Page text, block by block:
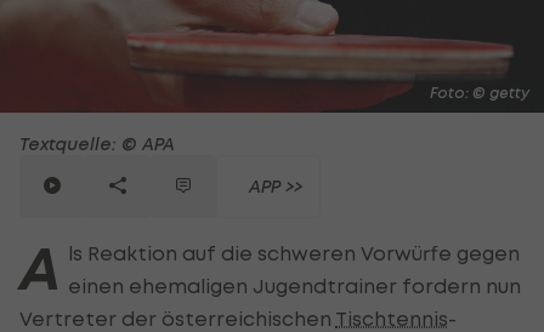
Foto: © getty
Textquelle: © APA
APP >>
A ls Reaktion auf die schweren Vorwürfe gegen
einen ehemaligen Jugendtrainer fordern nun
Vertreter der österreichischen Tischtennis-